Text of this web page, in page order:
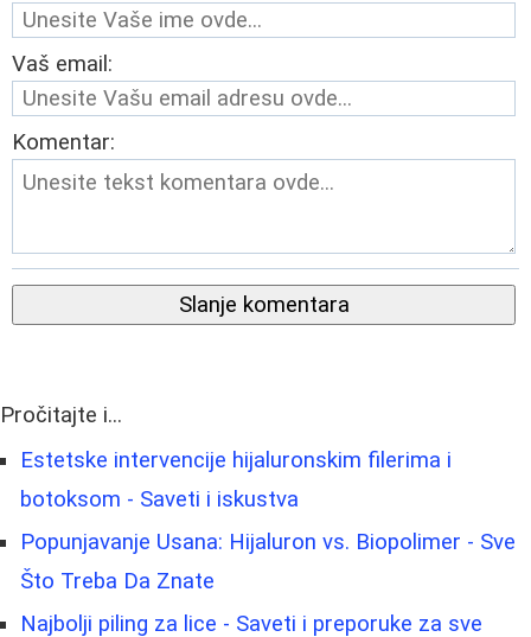
Vaš email:
Komentar:
Slanje komentara
Pročitajte i...
Estetske intervencije hijaluronskim filerima i
botoksom - Saveti i iskustva
Popunjavanje Usana: Hijaluron vs. Biopolimer - Sve
Što Treba Da Znate
Najbolji piling za lice - Saveti i preporuke za sve